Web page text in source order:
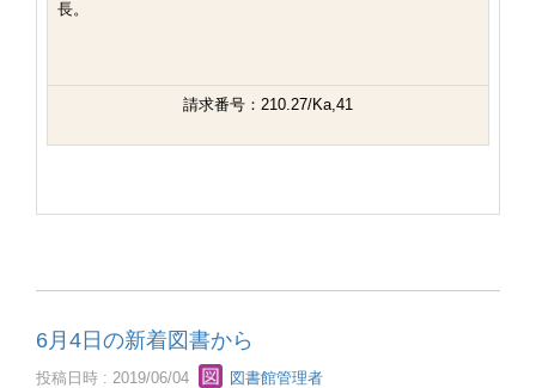
長。
請求番号：210.27/Ka,41
6月4日の新着図書から
投稿日時 : 2019/06/04 図書館管理者